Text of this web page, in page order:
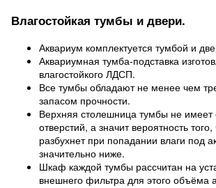
Влагостойкая тумбы и двери.
Аквариум комплектуется тумбой и
Аквариумная тумба-подставка
влагостойкого ЛДСП.
Все тумбы обладают не менее чем
запасом прочности.
Верхняя столешница тумбы не имеет
отверстий, а значит вероятность
разбухнет при попадании влаги под
значительно ниже.
Шкаф каждой тумбы рассчитан на
внешнего фильтра для этого объёма